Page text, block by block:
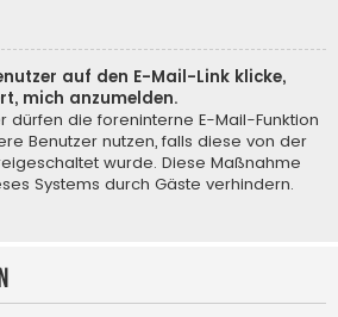
auf den E-Mail-Link klicke,
mich anzumelden.
dürfen die foreninterne E-Mail-Funktion
Benutzer nutzen, falls diese von der
wurde. Diese Maßnahme
Systems durch Gäste verhindern.